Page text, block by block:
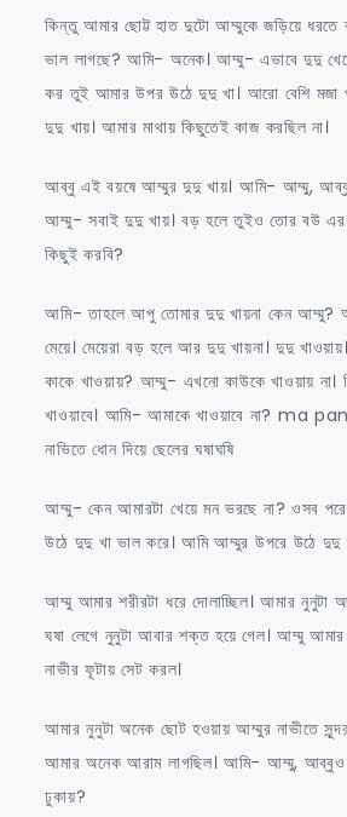
কিন্তু আমার ছোট্ট হাত দুটো আম্মুকে জড়িয়ে ধরতে
ভাল লাগছে? আমি- অনেক। আম্মু- এভাবে দুদু
কর তুই আমার উপর উঠে দুদু খা। আরো বেশি মজা
দুদু খায়। আমার মাথায় কিছুতেই কাজ করছিল না।
আব্বু এই বয়ষে আম্মুর দুদু খায়। আমি- আম্মু,
আম্মু- সবাই দুদু খায়। বড় হলে তুইও তোর বউ
কিছুই করবি?
আমি- তাহলে আপু তোমার দুদু খায়না কেন
মেয়ে। মেয়েরা বড় হলে আর দুদু খায়না। দুদু
কাকে খাওয়ায়? আম্মু- এখনো কাউকে খাওয়ায় না।
খাওয়াবে। আমি- আমাকে খাওয়াবে না? ma
নাভিতে ধোন দিয়ে ছেলের ঘষাঘষি
আম্মু- কেন আমারটা খেয়ে মন ভরছে না? ওসব
উঠে দুদু খা ভাল করে। আমি আম্মুর উপরে উঠে দুদু
আম্মু আমার শরীরটা ধরে দোলাচ্ছিল। আমার নুনুটা
ঘষা লেগে নুনুটা আবার শক্ত হয়ে গেল। আম্মু
নাভীর ফূটায় সেট করল।
আমার নুনুটা অনেক ছোট হওয়ায় আম্মুর নাভীতে
আমার অনেক আরাম লাগছিল। আমি- আম্মু, আব্বুও
ঢুকায়?